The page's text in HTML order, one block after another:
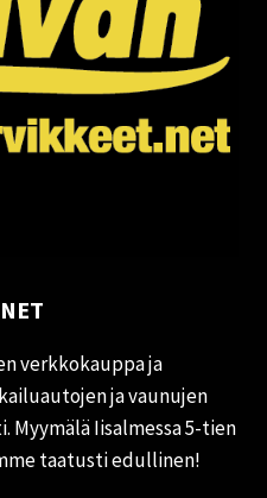
verkkokauppa ja
ja vaunujen
Iisalmessa 5-tien
taatusti edullinen!